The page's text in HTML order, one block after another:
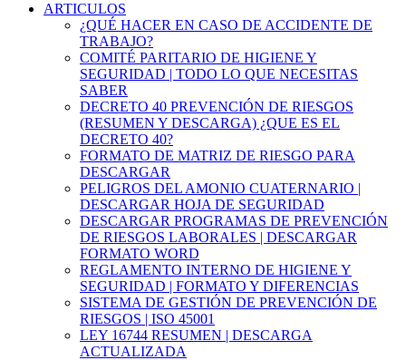
ARTICULOS
¿QUÉ HACER EN CASO DE ACCIDENTE DE
TRABAJO?
COMITÉ PARITARIO DE HIGIENE Y
SEGURIDAD | TODO LO QUE NECESITAS
SABER
DECRETO 40 PREVENCIÓN DE RIESGOS
(RESUMEN Y DESCARGA) ¿QUE ES EL
DECRETO 40?
FORMATO DE MATRIZ DE RIESGO PARA
DESCARGAR
PELIGROS DEL AMONIO CUATERNARIO |
DESCARGAR HOJA DE SEGURIDAD
DESCARGAR PROGRAMAS DE PREVENCIÓN
DE RIESGOS LABORALES | DESCARGAR
FORMATO WORD
REGLAMENTO INTERNO DE HIGIENE Y
SEGURIDAD | FORMATO Y DIFERENCIAS
SISTEMA DE GESTIÓN DE PREVENCIÓN DE
RIESGOS | ISO 45001
LEY 16744 RESUMEN | DESCARGA
ACTUALIZADA